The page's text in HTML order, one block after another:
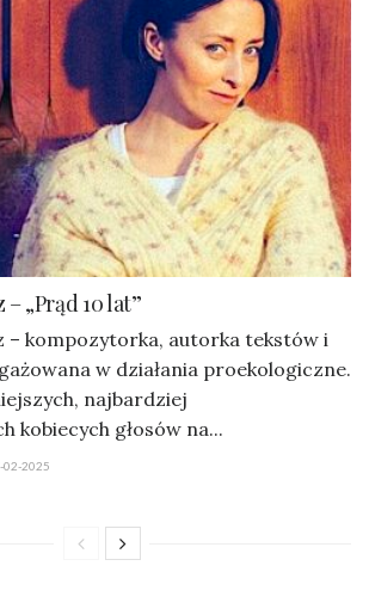
„Prąd 10 lat”
– kompozytorka, autorka tekstów i
w działania proekologiczne.
najbardziej
kobiecych głosów na...
02-2025